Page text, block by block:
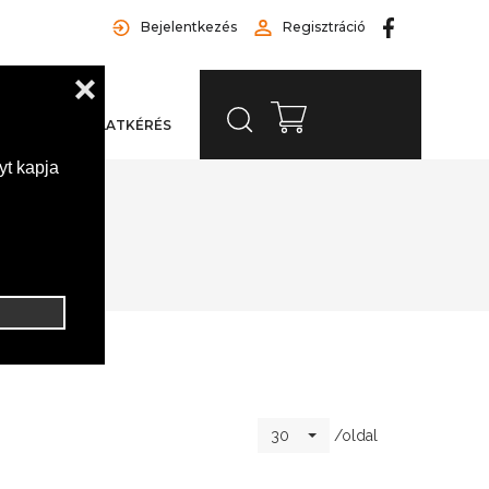
Bejelentkezés Regisztráció
AJÁNLATKÉRÉS
30 /oldal